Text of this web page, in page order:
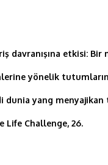
davranışına etkisi:
yönelik
yang
Life Challenge, 26.